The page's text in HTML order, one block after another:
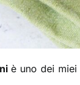
è uno dei